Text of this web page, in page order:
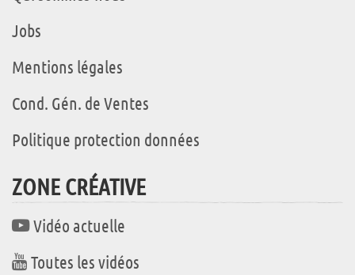
Jobs
Mentions légales
Cond. Gén. de Ventes
Politique protection données
ZONE CRÉATIVE
Vidéo actuelle
Toutes les vidéos